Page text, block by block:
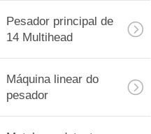
Pesador principal de
14 Multihead
Máquina linear do
pesador